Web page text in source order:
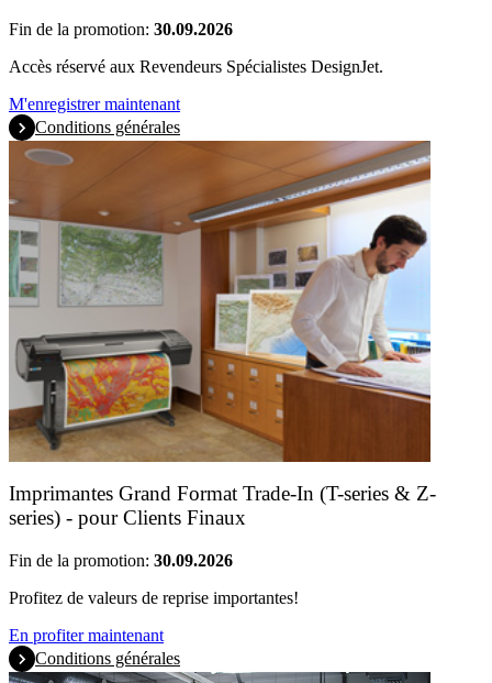
Fin de la promotion: 30.09.2026
Accès réservé aux Revendeurs Spécialistes DesignJet.
M'enregistrer maintenant
Conditions générales
Imprimantes Grand Format Trade-In (T-series & Z-
series) - pour Clients Finaux
Fin de la promotion: 30.09.2026
Profitez de valeurs de reprise importantes!
En profiter maintenant
Conditions générales